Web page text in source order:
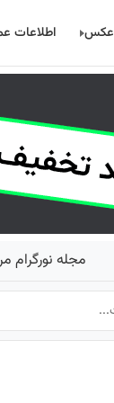
عکس اطلاعات
مجله نورگرام